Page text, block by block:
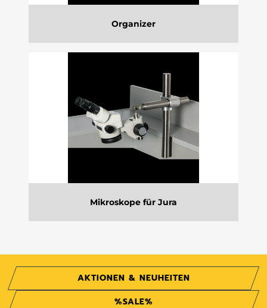
Organizer
Mikroskope für Jura
AKTIONEN & NEUHEITEN
%SALE%